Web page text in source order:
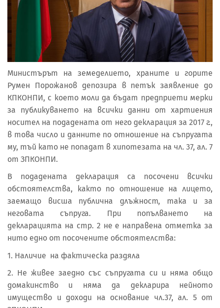
Министърът на земеделието, храните и горите
Румен Порожанов депозира в петък заявление до
КПКОНПИ, с което моли да бъдат предприети мерки
за публикуването на всички данни от хартиения
носител на подадената от него декларация за 2017 г.,
в това число и данните по отношение на съпругата
му, тъй като не попадат в хипотезата на чл. 37, ал. 7
от ЗПКОНПИ.
В подадената декларация са посочени всички
обстоятелства, както по отношение на лицето,
заемащо висша публична длъжност, така и за
неговата съпруга. При попълването на
декларацията на стр. 2 не е направена отметка за
нито едно от посочените обстоятелства:
1. Наличие на фактическа раздяла
2. Не живее заедно със съпругата си и няма общо
домакинство и няма да декларира нейното
имущество и доходи на основание чл.37, ал. 5 от